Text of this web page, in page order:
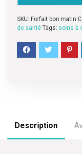
SKU: Forfait bon matin
de santé Tags: soins à
Description